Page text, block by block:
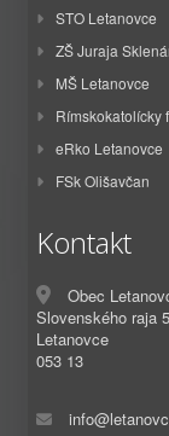
STO Letanovce
ZŠ Juraja
MŠ Letanovce
Rímskokatolícky
eRko Letanovce
FSk Olišavčan
Kontakt
Obec
Slovenského raja
Letanovce
053 13